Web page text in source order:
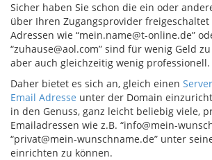
Sicher haben Sie schon die ein oder
über Ihren Zugangsprovider freigeschaltet
Adressen wie “mein.name@t-online.de”
“zuhause@aol.com” sind für wenig Geld
aber auch gleichzeitig wenig professionell.
Daher bietet es sich an, gleich einen
Email Adresse unter der Domain
in den Genuss, ganz leicht beliebig viele,
Emailadressen wie z.B. “info@mein-
“privat@mein-wunschname.de” unter
einrichten zu können.